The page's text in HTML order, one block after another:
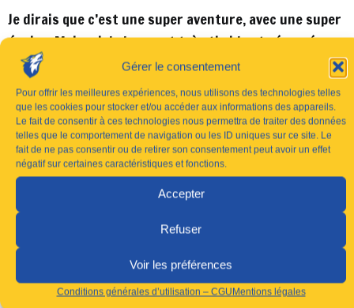
Gérer le consentement
Pour offrir les meilleures expériences, nous utilisons des technologies telles
que les cookies pour stocker et/ou accéder aux informations des appareils.
Le fait de consentir à ces technologies nous permettra de traiter des données
telles que le comportement de navigation ou les ID uniques sur ce site. Le
fait de ne pas consentir ou de retirer son consentement peut avoir un effet
négatif sur certaines caractéristiques et fonctions.
Accepter
Refuser
Voir les préférences
Conditions générales d’utilisation – CGUMentions légales
Je dirais que c’est une super aventure, avec une super
équipe. Moi, qui de base est très timide et réservée,
les autres bénévoles ont su me mettre à l’aise dès le
départ. J’ai déjà hâte de recommencer la saison
prochaine !
Nous tenons à remercier l’ensemble de nos bénévoles
pour cette belle saison 23/24 !
Si vous aussi vous désirez faire partie de la grand
famille du Saint-Amand Handball Porte du Hainaut,
n’attendez plus et répondez au formulaire disponible
dans l’onglet « le club » > « devenir bénévole » sur
notre site internet.